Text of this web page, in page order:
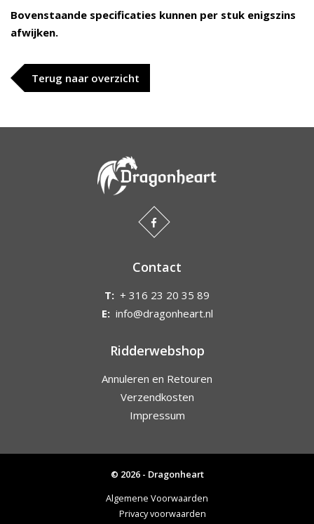
Bovenstaande specificaties kunnen per stuk enigszins
afwijken.
Terug naar overzicht
Contact
T: + 316 23 20 35 89
E: info@dragonheart.nl
Ridderwebshop
Annuleren en Retouren
Verzendkosten
Impressum
© 2026 - Dragonheart
Algemene Voorwaarden
Privacy voorwaarden